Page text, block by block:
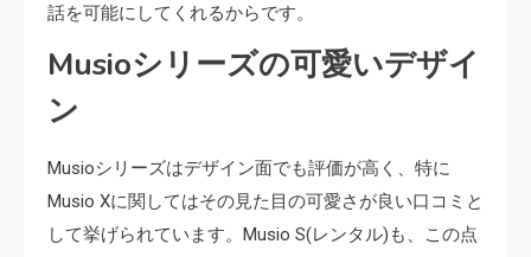
話を可能にしてくれるからです。
Musioシリーズの可愛いデザイ
ン
Musioシリーズはデザイン面でも評価が高く、特に
Musio Xに関してはその見た目の可愛さが良い口コミと
して挙げられています。Musio S(レンタル)も、この点